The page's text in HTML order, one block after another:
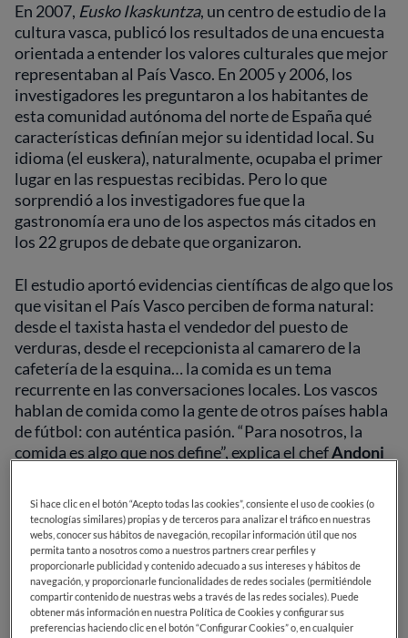
En 2007, Eusko Ikaskuntza, un centro de estudio de la
cultura vasca, publicó los resultados de una encuesta
orientada a entender los valores culturales que mejor
representaban al País Vasco. En 2005 y 2006, los
investigadores les preguntaron a los habitantes de
esta comunidad autónoma del norte de España qué
características definían mejor su identidad local. Su
idioma (el euskera), naturalmente, ocupaba el primer
lugar en las respuestas recibidas. Pero lo que
sorprendió a los investigadores fue que la
gastronomía era uno de los aspectos más citados en
los 22 grupos de debate que organizaron.
El estudio aportó evidencias científicas de algo que los
que visitan el País Vasco perciben de forma natural:
desde el taxista hasta el vendedor del puesto de
verduras, desde el recepcionista al camarero de la
cafetería de la esquina… la comida es un tema
recurrente en las conversaciones locales. Los vascos
hablan de comida como la gente de otros países habla
de fútbol: con auténtica pasión. “Para nosotros, la
comida es algo que nos define”, explica el chefAndoni
Buena prueba de ello es que San Sebastián (una zona
pequeña con menos de 3 millones de habitantes)
agrupa la mayor concentración de estrellas Michelin
en una misma ciudad (la Guía Michelin 2020 concedió
33 estrellas en todo el País Vasco). Puede que se deba
Si hace clic en el botón “Acepto todas las cookies”, consiente el uso de cookies (o
tecnologías similares) propias y de terceros para analizar el tráfico en nuestras
webs, conocer sus hábitos de navegación, recopilar información útil que nos
permita tanto a nosotros como a nuestros partners crear perfiles y
proporcionarle publicidad y contenido adecuado a sus intereses y hábitos de
navegación, y proporcionarle funcionalidades de redes sociales (permitiéndole
compartir contenido de nuestras webs a través de las redes sociales). Puede
obtener más información en nuestra Política de Cookies y configurar sus
preferencias haciendo clic en el botón “Configurar Cookies” o, en cualquier